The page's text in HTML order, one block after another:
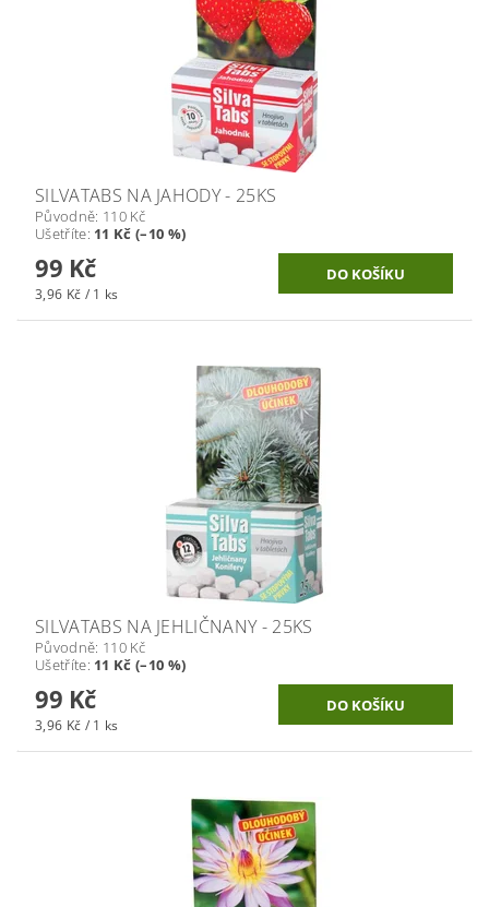
SILVATABS NA JAHODY - 25KS
Původně: 110 Kč
Ušetříte: 11 Kč (–10 %)
99 Kč
3,96 Kč / 1 ks
SILVATABS NA JEHLIČNANY - 25KS
Původně: 110 Kč
Ušetříte: 11 Kč (–10 %)
99 Kč
3,96 Kč / 1 ks